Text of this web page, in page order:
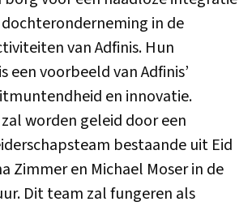
in de
van Adfinis. Hun
een voorbeeld van Adfinis’
en innovatie.
worden geleid door een
bestaande uit Eid
Zimmer en Michael Moser in de
Dit team zal fungeren als